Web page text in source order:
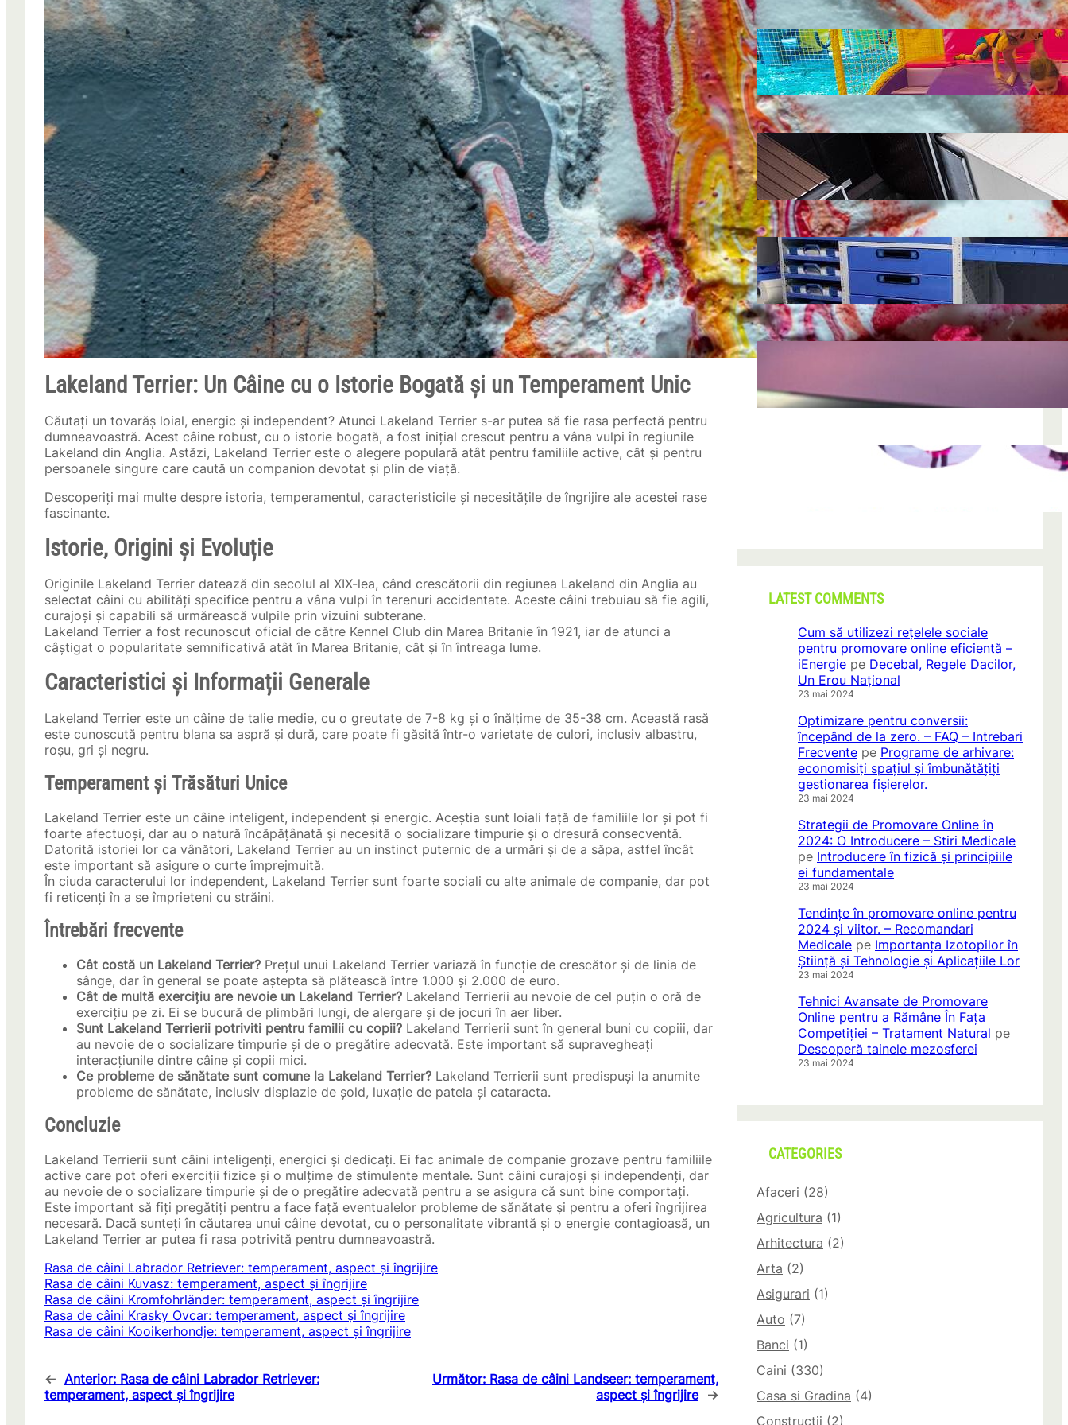
Lakeland Terrier: Un Câine cu o Istorie Bogată și un Temperament Unic
Căutați un tovarăș loial, energic și independent? Atunci Lakeland Terrier s-ar putea să fie rasa perfectă pentru
dumneavoastră. Acest câine robust, cu o istorie bogată, a fost inițial crescut pentru a vâna vulpi în regiunile
Lakeland din Anglia. Astăzi, Lakeland Terrier este o alegere populară atât pentru familiile active, cât și pentru
persoanele singure care caută un companion devotat și plin de viață.
Descoperiți mai multe despre istoria, temperamentul, caracteristicile și necesitățile de îngrijire ale acestei rase
fascinante.
Istorie, Origini și Evoluție
Originile Lakeland Terrier datează din secolul al XIX-lea, când crescătorii din regiunea Lakeland din Anglia au
selectat câini cu abilități specifice pentru a vâna vulpi în terenuri accidentate. Aceste câini trebuiau să fie agili,
curajoși și capabili să urmărească vulpile prin vizuini subterane.
Lakeland Terrier a fost recunoscut oficial de către Kennel Club din Marea Britanie în 1921, iar de atunci a
câștigat o popularitate semnificativă atât în Marea Britanie, cât și în întreaga lume.
Caracteristici și Informații Generale
Lakeland Terrier este un câine de talie medie, cu o greutate de 7-8 kg și o înălțime de 35-38 cm. Această rasă
este cunoscută pentru blana sa aspră și dură, care poate fi găsită într-o varietate de culori, inclusiv albastru,
roșu, gri și negru.
Temperament și Trăsături Unice
Lakeland Terrier este un câine inteligent, independent și energic. Aceștia sunt loiali față de familiile lor și pot fi
foarte afectuoși, dar au o natură încăpățânată și necesită o socializare timpurie și o dresură consecventă.
Datorită istoriei lor ca vânători, Lakeland Terrier au un instinct puternic de a urmări și de a săpa, astfel încât
este important să asigure o curte împrejmuită.
În ciuda caracterului lor independent, Lakeland Terrier sunt foarte sociali cu alte animale de companie, dar pot
fi reticenți în a se împrieteni cu străini.
Întrebări frecvente
Cât costă un Lakeland Terrier? Prețul unui Lakeland Terrier variază în funcție de crescător și de linia de
sânge, dar în general se poate aștepta să plătească între 1.000 și 2.000 de euro.
Cât de multă exercițiu are nevoie un Lakeland Terrier? Lakeland Terrierii au nevoie de cel puțin o oră de
exercițiu pe zi. Ei se bucură de plimbări lungi, de alergare și de jocuri în aer liber.
Sunt Lakeland Terrierii potriviti pentru familii cu copii? Lakeland Terrierii sunt în general buni cu copiii, dar
au nevoie de o socializare timpurie și de o pregătire adecvată. Este important să supravegheați
interacțiunile dintre câine și copii mici.
Ce probleme de sănătate sunt comune la Lakeland Terrier? Lakeland Terrierii sunt predispuși la anumite
probleme de sănătate, inclusiv displazie de șold, luxație de patela și cataracta.
Concluzie
Lakeland Terrierii sunt câini inteligenți, energici și dedicați. Ei fac animale de companie grozave pentru familiile
active care pot oferi exerciții fizice și o mulțime de stimulente mentale. Sunt câini curajoși și independenți, dar
au nevoie de o socializare timpurie și de o pregătire adecvată pentru a se asigura că sunt bine comportați.
Este important să fiți pregătiți pentru a face față eventualelor probleme de sănătate și pentru a oferi îngrijirea
necesară. Dacă sunteți în căutarea unui câine devotat, cu o personalitate vibrantă și o energie contagioasă, un
Lakeland Terrier ar putea fi rasa potrivită pentru dumneavoastră.
Rasa de câini Labrador Retriever: temperament, aspect și îngrijire
Rasa de câini Kuvasz: temperament, aspect și îngrijire
Rasa de câini Kromfohrländer: temperament, aspect și îngrijire
Rasa de câini Krasky Ovcar: temperament, aspect și îngrijire
Rasa de câini Kooikerhondje: temperament, aspect și îngrijire
← Anterior: Rasa de câini Labrador Retriever:
temperament, aspect și îngrijire
Următor: Rasa de câini Landseer: temperament,
aspect și îngrijire →
LATEST POSTS
Soluții pentru părinții care vor să își vadă
copiii explorând în loc să stea pe
telefoane
iul. 25, 2026
Ce soluție de urmărire GPS este
recomandată pentru transport marfă
iul. 2, 2026
Atelier mobil: cum transformi o dubă
obișnuită într-un spațiu de lucru care
chiar funcționează
iun. 24, 2026
iun. 23, 2026
CONI FEST 2026 – o editie record prin
LATEST COMMENTS
Cum să utilizezi rețelele sociale
pentru promovare online eficientă –
iEnergie pe Decebal, Regele Dacilor,
Un Erou Național
23 mai 2024
Optimizare pentru conversii:
începând de la zero. – FAQ – Intrebari
Frecvente pe Programe de arhivare:
economisiți spațiul și îmbunătățiți
gestionarea fișierelor.
23 mai 2024
Strategii de Promovare Online în
2024: O Introducere – Stiri Medicale
pe Introducere în fizică și principiile
ei fundamentale
23 mai 2024
Tendințe în promovare online pentru
2024 și viitor. – Recomandari
Medicale pe Importanța Izotopilor în
Știință și Tehnologie și Aplicațiile Lor
23 mai 2024
Tehnici Avansate de Promovare
Online pentru a Rămâne În Fața
Competiției – Tratament Natural pe
Descoperă tainele mezosferei
23 mai 2024
CATEGORIES
Afaceri (28)
Agricultura (1)
Arhitectura (2)
Arta (2)
Asigurari (1)
Auto (7)
Banci (1)
Caini (330)
Casa si Gradina (4)
Constructii (2)